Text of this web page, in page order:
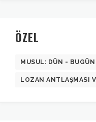
ÖZEL
MUSUL: DÜN -
LOZAN ANTLAŞMASI